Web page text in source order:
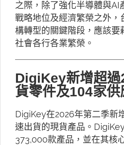
之際，除了強化半導體與AI
戰略地位及經濟繁榮之外，
構轉型的關鍵階段，應該要
社會各行各業繁榮。
DigiKey新增超
貨零件及104家供
DigiKey在2026年第二季新
速出貨的現貨產品。
373,000款產品，並在其核